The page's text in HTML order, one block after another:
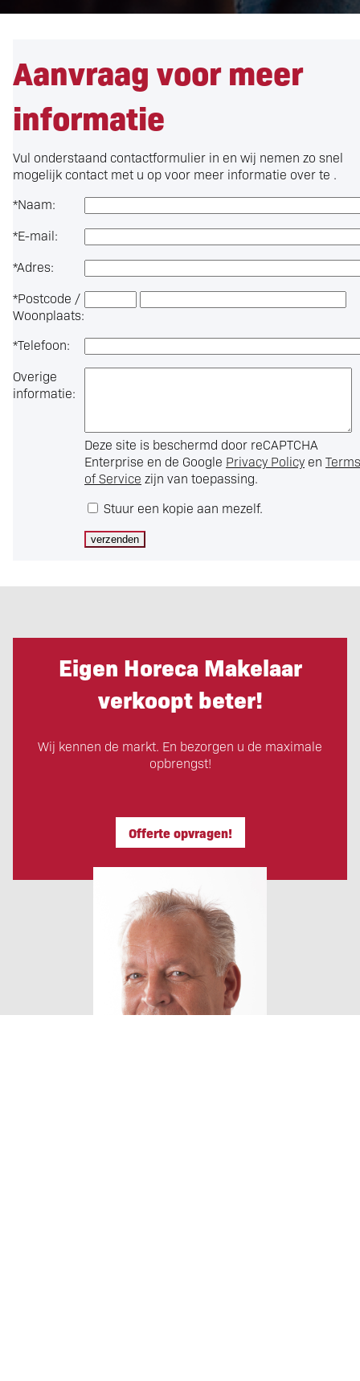
Aanvraag voor meer
informatie
Vul onderstaand contactformulier in en wij nemen zo snel
mogelijk contact met u op voor meer informatie overte .
*Naam:
*E-mail:
*Adres:
*Postcode /
Woonplaats:
*Telefoon:
Overige
informatie:
Deze site is beschermd door reCAPTCHA
Enterprise en de Google Privacy Policy en Terms
of Service zijn van toepassing.
Stuur een kopie aan mezelf.
Eigen Horeca Makelaar
verkoopt beter!
Wij kennen de markt. En bezorgen u de maximale
opbrengst!
Offerte opvragen!